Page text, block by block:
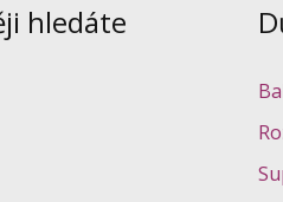
hledáte